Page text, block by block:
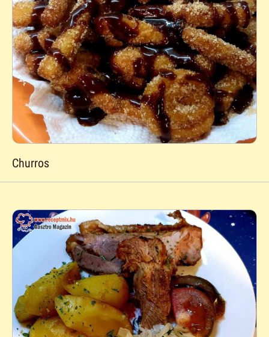
Churros